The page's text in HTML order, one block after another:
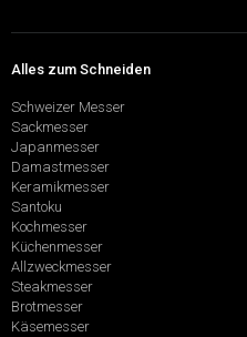
Alles zum Schneiden
Schweizer Messer
Sackmesser
Japanmesser
Damastmesser
Keramikmesser
Santoku
Kochmesser
Küchenmesser
Allzweckmesser
Steakmesser
Brotmesser
Käsemesser